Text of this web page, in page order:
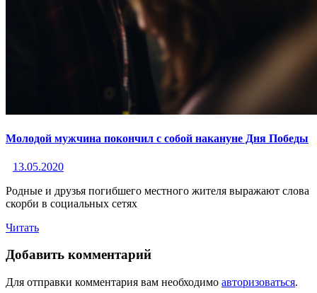
Молодой мужчина покончил с собой накануне Дня Победы
13.05.2020
Родные и друзья погибшего местного жителя выражают слова
скорби в социальных сетях
Читать
Добавить комментарий
Для отправки комментария вам необходимо авторизоваться.